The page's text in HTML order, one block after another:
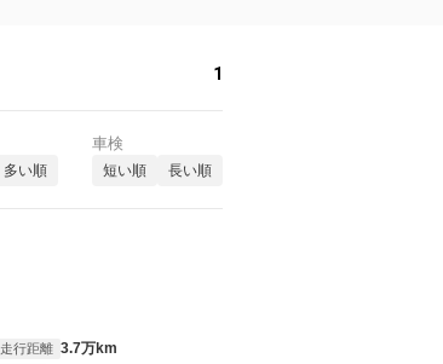
1
多い順
車検
短い順 長い順
走行距離 3.7万km